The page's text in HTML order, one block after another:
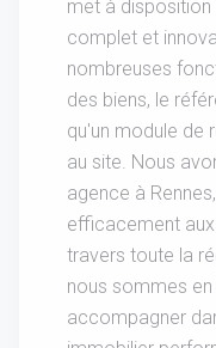
met à disposition
complet et
nombreuses
des biens, le
qu'un module de
au site. Nous
agence à
efficacement
travers toute la
nous sommes
accompagner